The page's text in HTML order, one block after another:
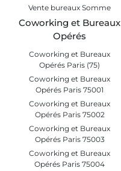
Vente bureaux Somme
Coworking et Bureaux
Opérés
Coworking et Bureaux
Opérés Paris (75)
Coworking et Bureaux
Opérés Paris 75001
Coworking et Bureaux
Opérés Paris 75002
Coworking et Bureaux
Opérés Paris 75003
Coworking et Bureaux
Opérés Paris 75004